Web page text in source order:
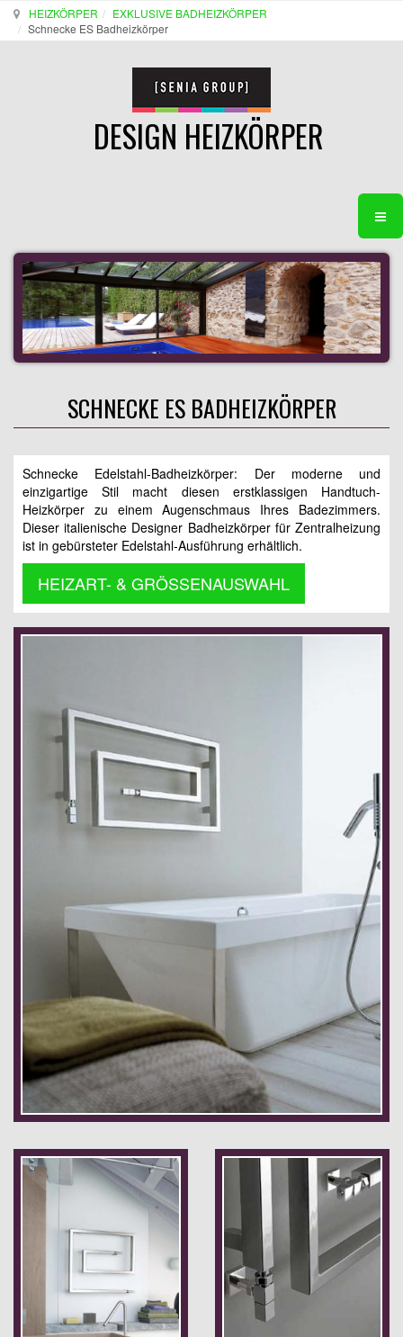
HEIZKÖRPER
EXKLUSIVE BADHEIZKÖRPER
Schnecke ES Badheizkörper
DESIGN HEIZKÖRPER
SCHNECKE ES BADHEIZKÖRPER
Schnecke Edelstahl-Badheizkörper: Der moderne und
einzigartige Stil macht diesen erstklassigen Handtuch-
Heizkörper zu einem Augenschmaus Ihres Badezimmers.
Dieser italienische Designer Badheizkörper für Zentralheizung
ist in gebürsteter Edelstahl-Ausführung erhältlich.
HEIZART- & GRÖSSENAUSWAHL